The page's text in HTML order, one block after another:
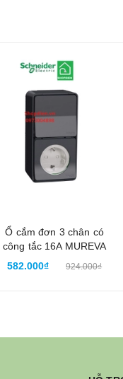
Ổ cắm đơn 3 chân có
công tắc 16A MUREVA
Schneider MUR36024
582.000₫ 924.000₫